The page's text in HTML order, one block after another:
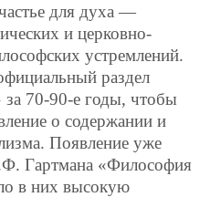
для духа —
и церковно-
устремлений.
раздел
70-90-е годы, чтобы
о содержании и
Появление уже
Гартмана «Философия
в них высокую